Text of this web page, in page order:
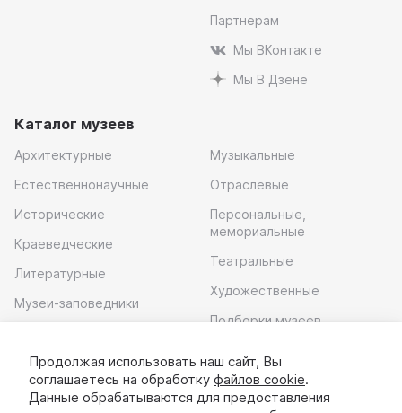
Партнерам
Мы ВКонтакте
Мы В Дзене
Каталог музеев
Архитектурные
Естественнонаучные
Исторические
Краеведческие
Литературные
Музеи-заповедники
Музыкальные
Отраслевые
Персональные,
мемориальные
Театральные
Художественные
Подборки музеев
Скачать приложение
Продолжая использовать наш сайт, Вы
соглашаетесь на обработку файлов cookie.
Данные обрабатываются для предоставления